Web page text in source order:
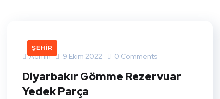
ŞEHIR
Admin 9 Ekim 2022 0 Comments
Diyarbakır Gömme Rezervuar
Yedek Parça